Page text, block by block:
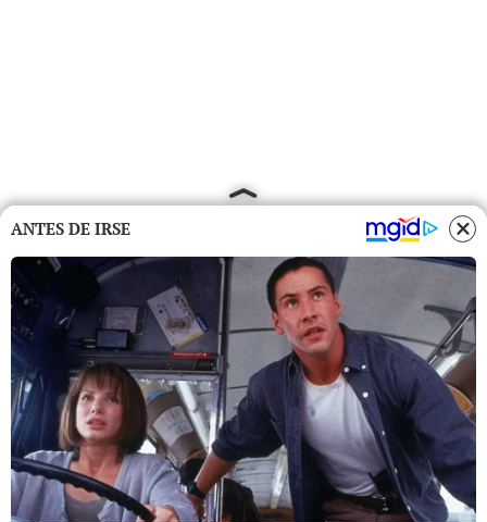
ANTES DE IRSE